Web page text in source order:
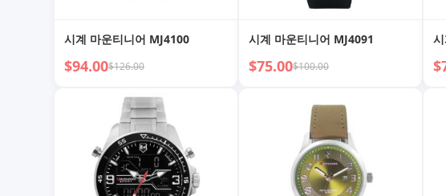
시계 마운티니어 MJ4100
$94.00$126.00
시계 마운티니어 MJ4091
$75.00$100.00